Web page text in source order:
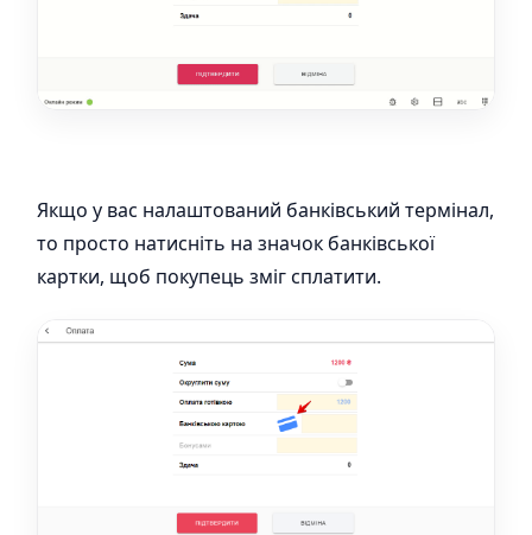
Якщо у вас налаштований банківський термінал,
то просто натисніть на значок банківської
картки, щоб покупець зміг сплатити.